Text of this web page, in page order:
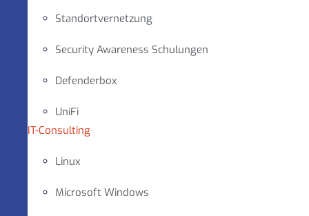
Standortvernetzung
Security Awareness Schulungen
Defenderbox
UniFi
IT-Consulting
Linux
Microsoft Windows